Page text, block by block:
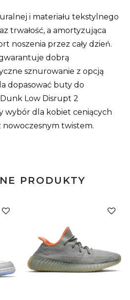
i materiału tekstylnego
trwałość, a amortyzująca
noszenia przez cały dzień.
dobrą
sznurowanie z opcją
dopasować buty do
Low Disrupt 2
wybór dla kobiet ceniących
nowoczesnym twistem.
PRODUKTY